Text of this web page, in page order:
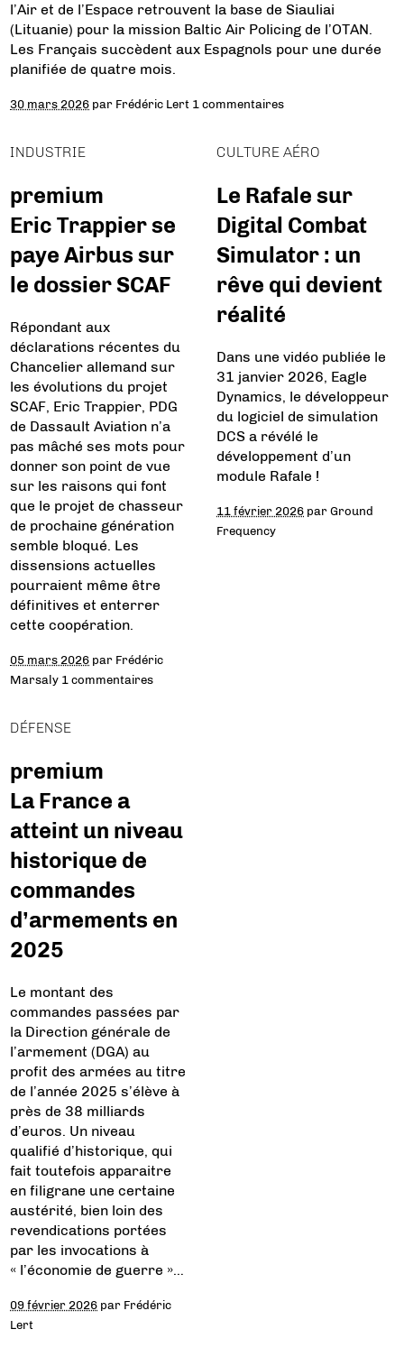
l’Air et de l’Espace retrouvent la base de Siauliai
(Lituanie) pour la mission Baltic Air Policing de l’OTAN.
Les Français succèdent aux Espagnols pour une durée
planifiée de quatre mois.
30 mars 2026 par Frédéric Lert 1 commentaires
INDUSTRIE
premium
Eric Trappier se
paye Airbus sur
le dossier SCAF
Répondant aux
déclarations récentes du
Chancelier allemand sur
les évolutions du projet
SCAF, Eric Trappier, PDG
de Dassault Aviation n’a
pas mâché ses mots pour
donner son point de vue
sur les raisons qui font
que le projet de chasseur
de prochaine génération
semble bloqué. Les
dissensions actuelles
pourraient même être
définitives et enterrer
cette coopération.
05 mars 2026 par Frédéric
Marsaly 1 commentaires
CULTURE AÉRO
Le Rafale sur
Digital Combat
Simulator : un
rêve qui devient
réalité
Dans une vidéo publiée le
31 janvier 2026, Eagle
Dynamics, le développeur
du logiciel de simulation
DCS a révélé le
développement d’un
module Rafale !
11 février 2026 parGround
Frequency
DÉFENSE
premium
La France a
atteint un niveau
historique de
commandes
d’armements en
2025
Le montant des
commandes passées par
la Direction générale de
l’armement (DGA) au
profit des armées au titre
de l’année 2025 s’élève à
près de 38 milliards
d’euros. Un niveau
qualifié d’historique, qui
fait toutefois apparaitre
en filigrane une certaine
austérité, bien loin des
revendications portées
par les invocations à
« l’économie de guerre »…
09 février 2026 par Frédéric
Lert